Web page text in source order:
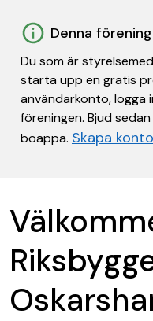
Denna
Du som är
starta upp en gratis
användarkonto, logga
föreningen. Bjud
boappa. Skapa konto